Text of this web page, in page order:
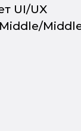
UI/UX